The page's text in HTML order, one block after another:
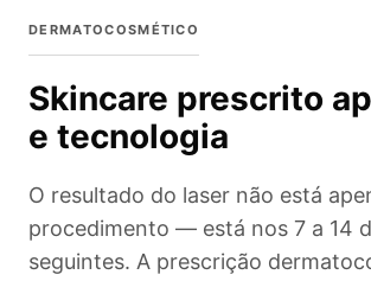
DERMATOCOSMÉTICO
Skincare prescrito
e tecnologia
O resultado do laser não está
procedimento — está nos 7 a 14
seguintes. A prescrição